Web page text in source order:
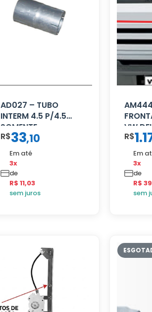
AD027 – TUBO
INTERM 4.5 P/4.5
SOMENTE
PROLONGADOR
R$33,10
Em até
3x
de
R$ 11,03
sem juros
VW
R$
Em
3x
de
R$
sem